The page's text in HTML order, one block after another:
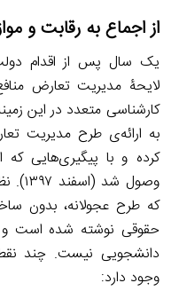
از اجماع به رقابت و
یک سال پس از اقدام
لایحۀ مدیریت تعارض
کارشناسی متعدد در این
به ارائه‌ی طرح مدیریت
کرده و با پیگیری‌هایی که
وصول
که طرح عجولانه، بدون
حقوقی نوشته شده است
دانشجویی نیست. چند
وجود دارد: